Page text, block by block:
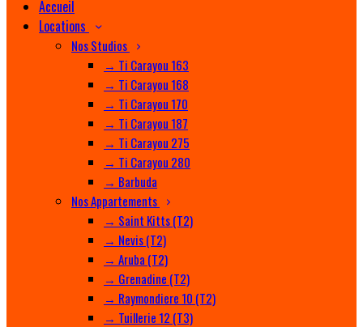
Accueil
Locations
Nos Studios
→ Ti Carayou 163
→ Ti Carayou 168
→ Ti Carayou 170
→ Ti Carayou 187
→ Ti Carayou 275
→ Ti Carayou 280
→ Barbuda
Nos Appartements
→ Saint Kitts (T2)
→ Nevis (T2)
→ Aruba (T2)
→ Grenadine (T2)
→ Raymondiere 10 (T2)
→ Tuillerie 12 (T3)